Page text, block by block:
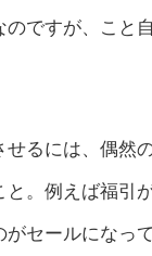
のですが、こと
るには、偶然
と。例えば福引
がセールになっ